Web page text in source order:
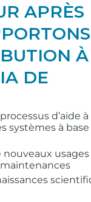
APRÈS
DE
d’aide
systèmes à base
usages